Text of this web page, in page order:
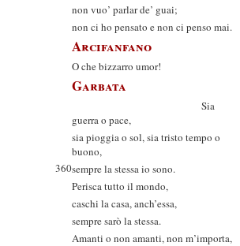
non vuo’ parlar de’ guai;
non ci ho pensato e non ci penso mai.
Arcifanfano
O che bizzarro umor!
Garbata
Sia
guerra o pace,
sia pioggia o sol, sia tristo tempo o
buono,
360sempre la stessa io sono.
Perisca tutto il mondo,
caschi la casa, anch’essa,
sempre sarò la stessa.
Amanti o non amanti, non m’importa,